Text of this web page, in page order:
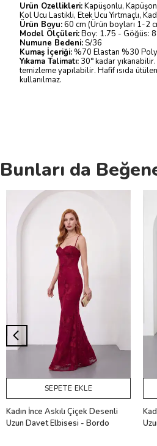
Ürün Özellikleri:Kapüşonlu,
Kol Ucu Lastikli, Etek Ucu Yırtmaçlı,
Ürün Boyu:60 cm (Ürün boyları 1-2
Model Ölçüleri:Boy: 1.75 - Göğüs:
Numune Bedeni: S/36
Kumaş İçeriği: %70 Elastan %30
Yıkama Talimatı:30° kadar yıkanabilir.
temizleme yapılabilir. Hafif ısıda
kullanılmaz.
Bunları da
SEPETE EKLE
Kadın İnce Askılı Çiçek Desenli
Uzun Davet Elbisesi - Bordo